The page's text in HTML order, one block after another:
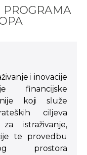
PROGRAMA
i inovacije
financijske
koji služe
ciljeva
istraživanje,
te provedbu
prostora